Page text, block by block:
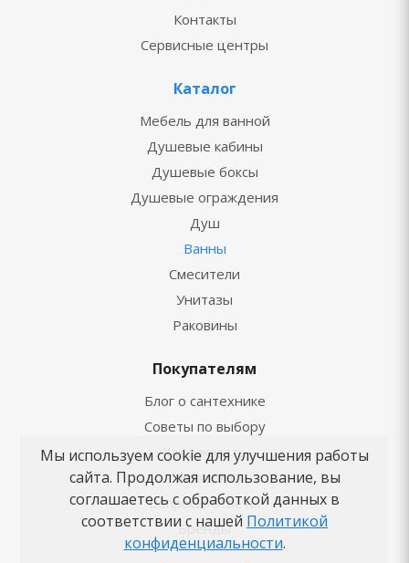
Контакты
Сервисные центры
Каталог
Мебель для ванной
Душевые кабины
Душевые боксы
Душевые ограждения
Душ
Ванны
Смесители
Унитазы
Раковины
Покупателям
Блог о сантехнике
Советы по выбору
Как заказать
Новости
Вопросы-ответы
Бренды
Мы используем cookie для улучшения работы
сайта. Продолжая использование, вы
соглашаетесь с обработкой данных в
соответствии с нашей Политикой
конфиденциальности.